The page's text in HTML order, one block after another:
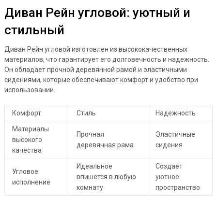
Диван Рейн угловой: уютный и
стильный
Диван Рейн угловой изготовлен из высококачественных
материалов, что гарантирует его долговечность и надежность.
Он обладает прочной деревянной рамой и эластичными
сидениями, которые обеспечивают комфорт и удобство при
использовании.
Комфорт Стиль Надежность
Материалы
высокого
качества
Прочная
деревянная рама
Эластичные
сидения
Угловое
исполнение
Идеальное
впишется в любую
комнату
Создает
уютное
пространство